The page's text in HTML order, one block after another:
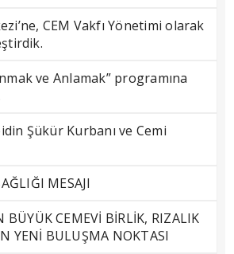
CEM Vakfı Yönetimi olarak
ve Anlamak” programına
Şükür Kurbanı ve Cemi
MESAJI
BÜYÜK CEMEVİ BİRLİK, RIZALIK
YENİ BULUŞMA NOKTASI